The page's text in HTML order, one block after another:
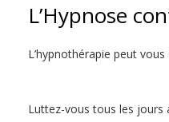
L’Hypnose
L’hypnothérapie peut
Luttez-vous tous les jours